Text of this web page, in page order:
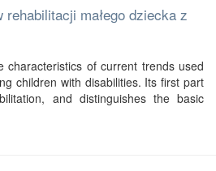
rehabilitacji małego dziecka z
characteristics of current trends used
children with disabilities. Its first part
and distinguishes the basic